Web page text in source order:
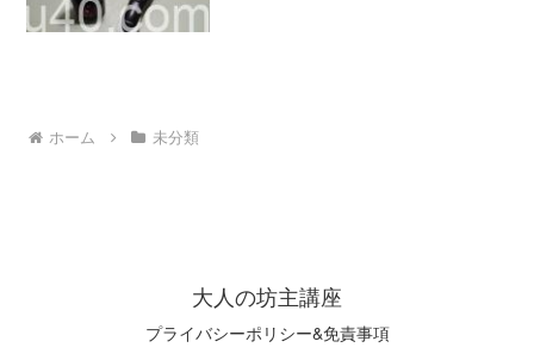
ホーム 未分類
大人の坊主講座
プライバシーポリシー&免責事項